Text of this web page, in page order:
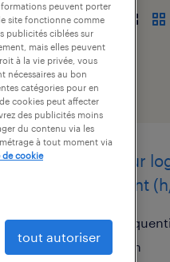
opérateur
polyvalent
saint-
intérim
peuvent porter
site fonctionne comme
publicités ciblées sur
mais elles peuvent
à la vie privée, vous
nécessaires au bon
catégories pour en
cookies peut affecter
des publicités moins
du contenu via les
à tout moment via
de cookie
tout autoriser